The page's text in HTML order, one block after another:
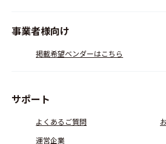
事業者様向け
掲載希望ベンダーはこちら
サポート
よくあるご質問
運営企業